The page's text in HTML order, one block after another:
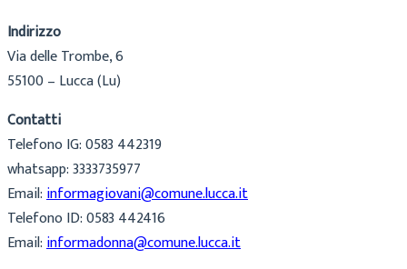
Indirizzo
Via delle Trombe, 6
55100 – Lucca (Lu)
Contatti
Telefono IG: 0583 442319
whatsapp: 3333735977
Email:informagiovani@comune.lucca.it
Telefono ID: 0583 442416
Email:informadonna@comune.lucca.it